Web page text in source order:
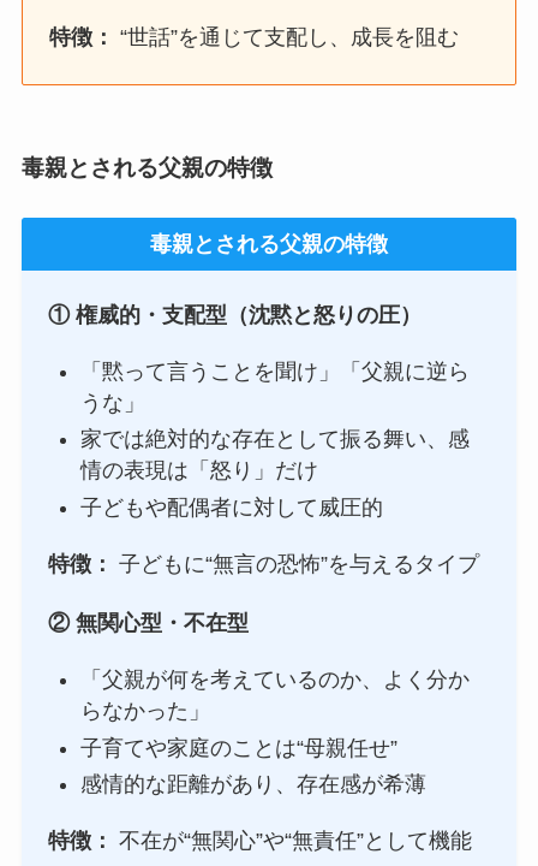
特徴： “世話”を通じて支配し、成長を阻む
毒親とされる父親の特徴
毒親とされる父親の特徴
①権威的・支配型（沈黙と怒りの圧）
「黙って言うことを聞け」「父親に逆ら
うな」
家では絶対的な存在として振る舞い、感
情の表現は「怒り」だけ
子どもや配偶者に対して威圧的
特徴： 子どもに“無言の恐怖”を与えるタイプ
②無関心型・不在型
「父親が何を考えているのか、よく分か
らなかった」
子育てや家庭のことは“母親任せ”
感情的な距離があり、存在感が希薄
特徴： 不在が“無関心”や“無責任”として機能